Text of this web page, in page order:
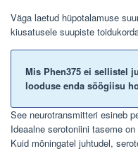
Väga laetud hüpotalamuse
kiusatusele suupiste
Mis Phen375 ei sellistel
looduse enda söögiisu
See neurotransmitteri esineb
Ideaalne serotoniini taseme
Kuid mõningatel juhtudel,